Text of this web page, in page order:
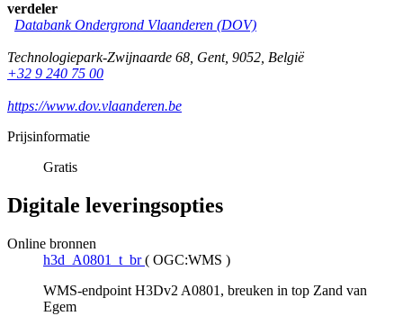
verdeler
Databank Ondergrond Vlaanderen (DOV)
Technologiepark-Zwijnaarde 68, Gent, 9052, België
+32 9 240 75 00
https://www.dov.vlaanderen.be
Prijsinformatie
Gratis
Digitale leveringsopties
Online bronnen
h3d_A0801_t_br ( OGC:WMS )
WMS-endpoint H3Dv2 A0801, breuken in top Zand van
Egem